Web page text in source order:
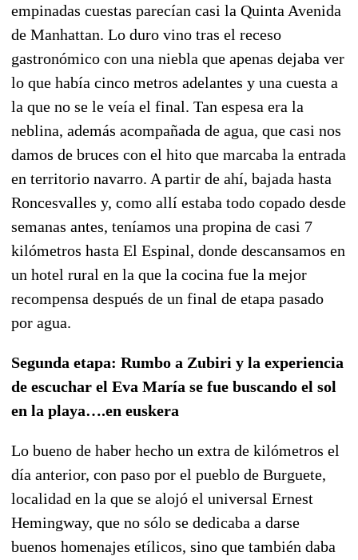
empinadas cuestas parecían casi la Quinta Avenida
de Manhattan. Lo duro vino tras el receso
gastronómico con una niebla que apenas dejaba ver
lo que había cinco metros adelantes y una cuesta a
la que no se le veía el final. Tan espesa era la
neblina, además acompañada de agua, que casi nos
damos de bruces con el hito que marcaba la entrada
en territorio navarro. A partir de ahí, bajada hasta
Roncesvalles y, como allí estaba todo copado desde
semanas antes, teníamos una propina de casi 7
kilómetros hasta El Espinal, donde descansamos en
un hotel rural en la que la cocina fue la mejor
recompensa después de un final de etapa pasado
por agua.
Segunda etapa: Rumbo a Zubiri y la experiencia
de escuchar el Eva María se fue buscando el sol
en la playa….en euskera
Lo bueno de haber hecho un extra de kilómetros el
día anterior, con paso por el pueblo de Burguete,
localidad en la que se alojó el universal Ernest
Hemingway, que no sólo se dedicaba a darse
buenos homenajes etílicos, sino que también daba